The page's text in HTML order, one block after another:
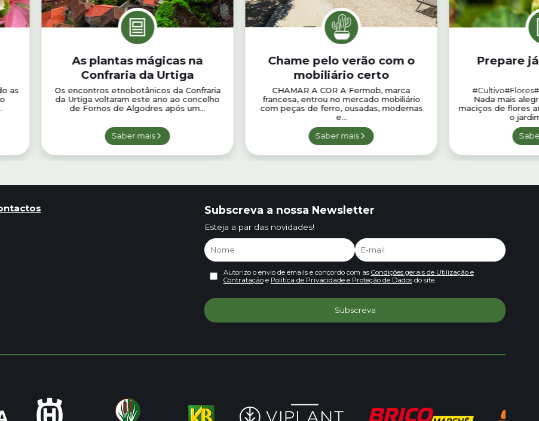
as
As plantas mágicas na
Confraria da Urtiga
Os encontros etnobotânicos da Confraria
da Urtiga voltaram este ano ao concelho
de Fornos de Algodres após um...
Saber mais
Chame pelo verão com o
mobiliário certo
CHAMAR A COR A Fermob, marca
francesa, entrou no mercado mobiliário
com peças de ferro, ousadas, modernas
e...
Saber mais
Prepare
#Cultivo#Flores
Nada mais
maciços de flores
o
Subscreva a nossa Newsletter
Esteja a par das novidades!
Autorizo o envio de emails e concordo com as Condições gerais de Utilização e
Contrataçãoe Política de Privacidade e Proteção de Dadosdo site.